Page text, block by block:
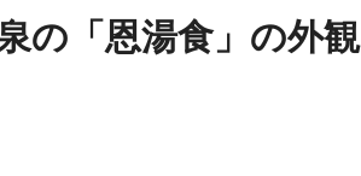
の「恩湯食」の外観